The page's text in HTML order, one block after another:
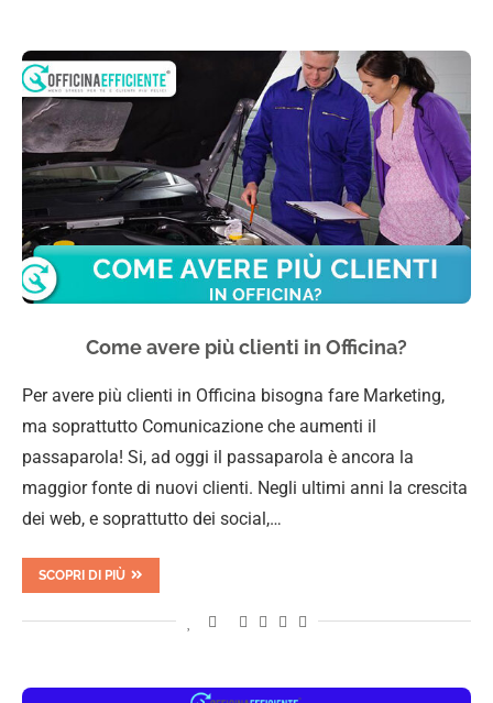
Come avere più clienti in Officina?
Per avere più clienti in Officina bisogna fare Marketing,
ma soprattutto Comunicazione che aumenti il
passaparola! Si, ad oggi il passaparola è ancora la
maggior fonte di nuovi clienti. Negli ultimi anni la crescita
dei web, e soprattutto dei social,…
SCOPRI DI PIÙ